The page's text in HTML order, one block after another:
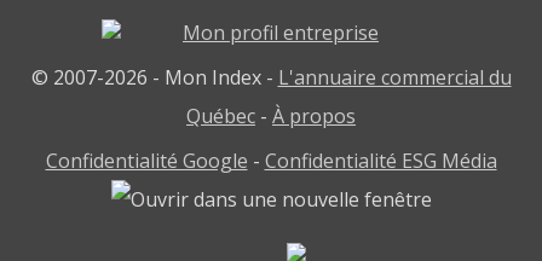
© 2007-2026 - Mon Index - L'annuaire commercial du
Québec - À propos
Confidentialité Google - Confidentialité ESG Média